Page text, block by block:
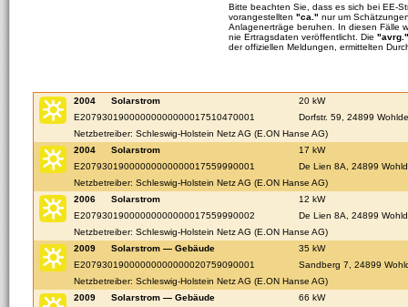
Bitte beachten Sie, dass es sich bei EE-
vorangestellten "ca." nur um
Anlagenerträge beruhen. In diesen Fälle
nie Ertragsdaten veröffentlicht. Die "avrg."
der offiziellen Meldungen, ermittelten
2004 Solarstrom
20 kW
E20793019000000000000017510470001
Dorfstr. 59, 24899 Wohlde
Netzbetreiber: Schleswig-Holstein Netz AG (E.ON Hanse AG)
2004
Solarstrom
17 kW
E20793019000000000000017559990001
De Lien 8A, 24899
Netzbetreiber: Schleswig-Holstein Netz AG (E.ON Hanse AG)
2006
Solarstrom
12 kW
E20793019000000000000017559990002
De Lien 8A, 24899
Netzbetreiber: Schleswig-Holstein Netz AG (E.ON Hanse AG)
2009
Solarstrom — Gebäude
35 kW
E20793019000000000000020759090001
Sandberg 7, 24899
Netzbetreiber: Schleswig-Holstein Netz AG (E.ON Hanse AG)
2009
Solarstrom — Gebäude
66 kW